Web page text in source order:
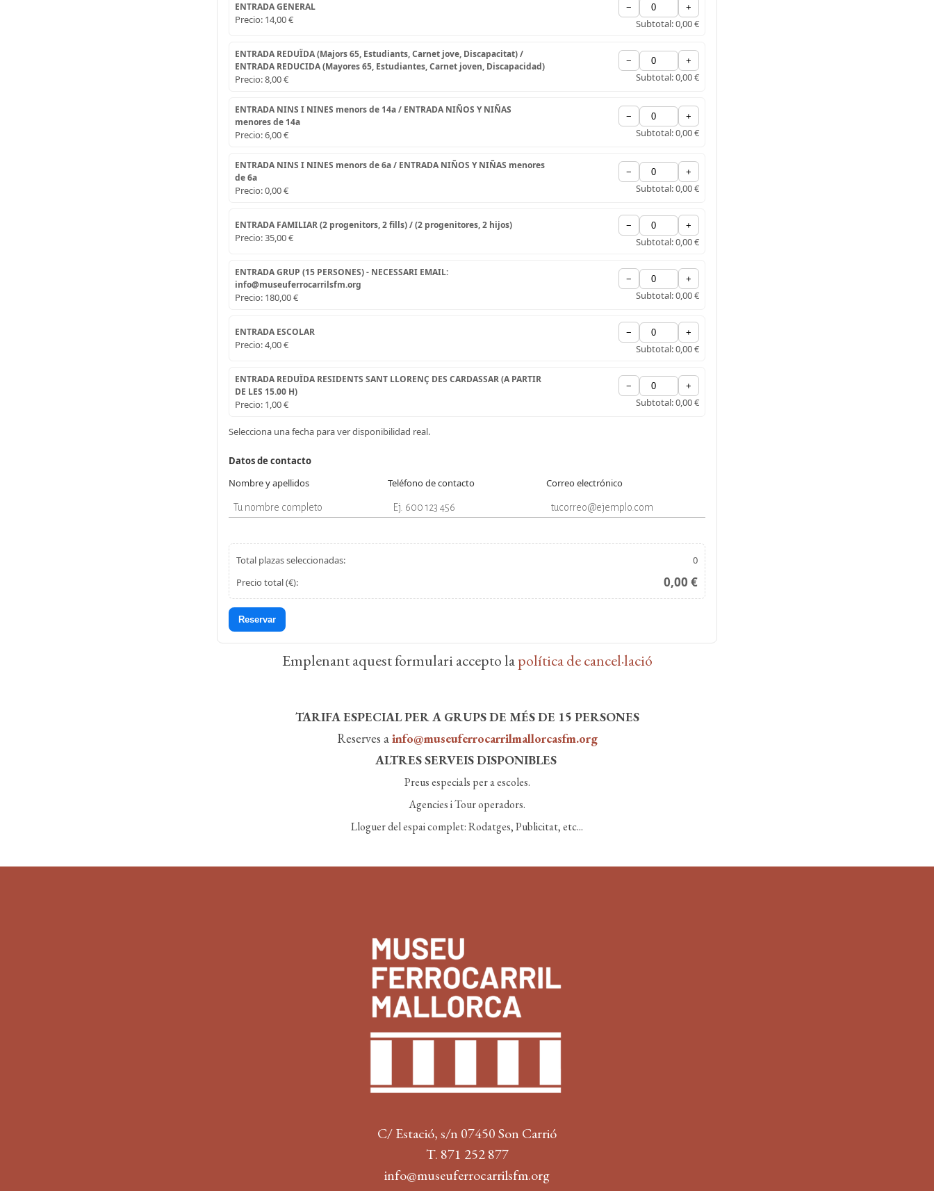
ENTRADA GENERAL
Precio: 14,00 €
− +
Subtotal:0,00 €
ENTRADA REDUÏDA (Majors 65, Estudiants, Carnet jove, Discapacitat) /
ENTRADA REDUCIDA (Mayores 65, Estudiantes, Carnet joven, Discapacidad)
Precio:8,00 €
− +
Subtotal:0,00 €
ENTRADA NINS I NINES menors de 14a / ENTRADA NIÑOS Y NIÑAS
menores de 14a
Precio:6,00 €
− +
Subtotal:0,00 €
ENTRADA NINS I NINES menors de 6a / ENTRADA NIÑOS Y NIÑAS menores
de 6a
Precio:0,00 €
− +
Subtotal:0,00 €
ENTRADA FAMILIAR (2 progenitors, 2 fills) / (2 progenitores, 2 hijos)
Precio:35,00 €
− +
Subtotal:0,00 €
ENTRADA GRUP (15 PERSONES) - NECESSARI EMAIL:
info@museuferrocarrilsfm.org
Precio: 180,00 €
− +
Subtotal:0,00 €
ENTRADA ESCOLAR
Precio:4,00 €
− +
Subtotal:0,00 €
ENTRADA REDUÏDA RESIDENTS SANT LLORENÇ DES CARDASSAR (A PARTIR
DE LES 15.00 H)
Precio: 1,00 €
− +
Subtotal:0,00 €
Selecciona una fecha para ver disponibilidad real.
Datos de contacto
Nombre y apellidos
Teléfono de contacto Correo electrónico
Total plazas seleccionadas:
0
Precio total (€):
0,00 €
Reservar
Emplenant aquest formulari accepto lapolítica de cancel·lació
TARIFA ESPECIAL PER A GRUPS DE MÉS DE 15 PERSONES
Reserves ainfo@museuferrocarrilmallorcasfm.org
​​​​​​​ALTRES SERVEIS DISPONIBLES
Preus especials per a escoles.
Agencies i Tour operadors.
Lloguer del espai complet: Rodatges, Publicitat, etc...
C/ Estació, s/n 07450 Son Carrió
T. 871 252 877
info@museuferrocarrilsfm.org